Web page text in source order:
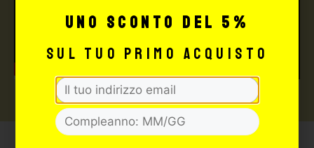
uno sconto del 5%
sul tuo primo acquisto